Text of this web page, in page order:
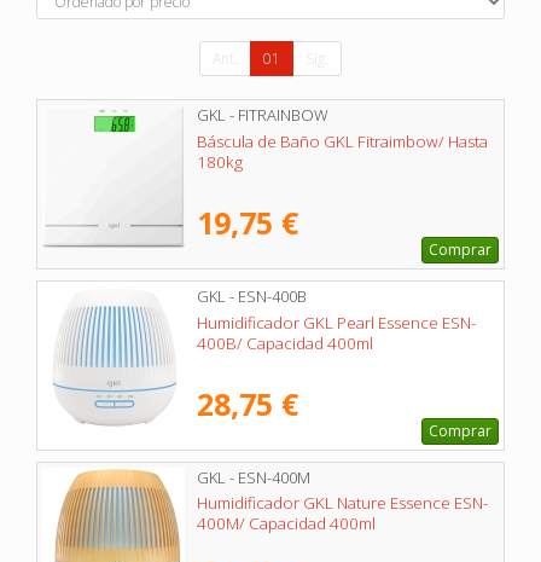
Ant. 01 Sig.
GKL - FITRAINBOW
Báscula de Baño GKL Fitraimbow/ Hasta
180kg
19,75 €
Comprar
GKL - ESN-400B
Humidificador GKL Pearl Essence ESN-
400B/ Capacidad 400ml
28,75 €
Comprar
GKL - ESN-400M
Humidificador GKL Nature Essence ESN-
400M/ Capacidad 400ml